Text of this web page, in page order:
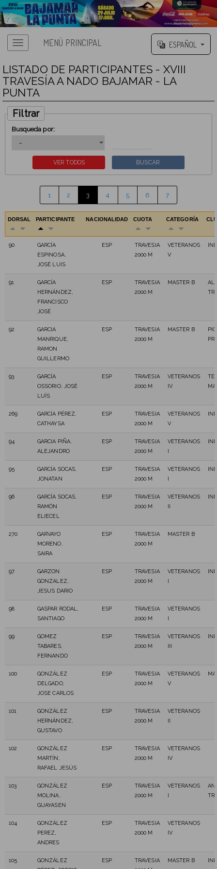
MENÚ PRINCIPAL ESPAÑOL
LISTADO DE PARTICIPANTES - XVIII
TRAVESÍA A NADO BAJAMAR - LA
PUNTA
Filtrar
Busqueda por:
1 2 3 4 5 6 7
DORSAL PARTICIPANTE NACIONALIDAD CUOTA CATEGORÍA
90
GARCÍA
ESPINOSA,
JOSÉ LUIS
ESP
TRAVESIA
2000 M
VETERANOS
V
91
GARCÍA
HERNÁNDEZ,
FRANCISCO
JOSÉ
ESP
TRAVESIA
2000 M
MASTER B
92
GARCIA
MANRIQUE,
RAMON
GUILLERMO
ESP
TRAVESIA
2000 M
MASTER B
93
GARCÍA
OSSORIO, JOSÉ
LUÍS
ESP
TRAVESIA
2000 M
VETERANOS
IV
269
GARCÍA PÉREZ,
CATHAYSA
ESP
TRAVESIA
2000 M
VETERANOS
V
94
GARCIA PIÑA,
ALEJANDRO
ESP
TRAVESIA
2000 M
VETERANOS
95
GARCÍA SOCAS,
JONATAN
ESP
TRAVESIA
2000 M
VETERANOS
96
GARCÍA SOCAS,
RAMÓN
ELIECEL
ESP
TRAVESIA
2000 M
VETERANOS
270
GARVAYO
MORENO,
SAIRA
ESP
TRAVESIA
2000 M
MASTER B
97
GARZON
GONZALEZ,
JESUS DARIO
ESP
TRAVESIA
2000 M
VETERANOS
98
GASPAR RODAL,
SANTIAGO
ESP
TRAVESIA
2000 M
VETERANOS
99
GOMEZ
TABARES,
FERNANDO
ESP
TRAVESIA
2000 M
VETERANOS
100
GONZÁLEZ
DELGADO,
JOSE CARLOS
ESP
TRAVESIA
2000 M
VETERANOS
V
101
GONZÁLEZ
HERNÁNDEZ,
GUSTAVO
ESP
TRAVESIA
2000 M
VETERANOS
102
GONZÁLEZ
MARTÍN,
RAFAEL JESÚS
ESP
TRAVESIA
2000 M
VETERANOS
IV
103
GONZÁLEZ
MOLINA,
GUAYASEN
ESP
TRAVESIA
2000 M
VETERANOS
104
GONZÁLEZ
PEREZ,
ANDRES
ESP
TRAVESIA
2000 M
VETERANOS
IV
105
GONZÁLEZ
ESP
TRAVESIA
MASTER B